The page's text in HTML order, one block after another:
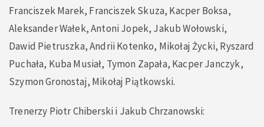
⁠Franciszek Marek, ⁠Franciszek Skuza, Kacper Boksa,
Aleksander Wałek, Antoni Jopek, Jakub Wołowski,
Dawid Pietruszka, Andrii Kotenko, Mikołaj Życki, Ryszard
Puchała, Kuba Musiał, Tymon Zapała, Kacper Janczyk,
Szymon Gronostaj, Mikołaj Piątkowski.
Trenerzy Piotr Chiberski i Jakub Chrzanowski: